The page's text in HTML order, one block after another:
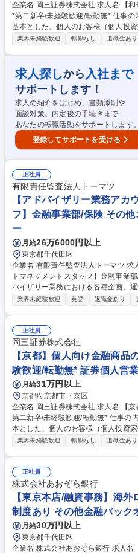
企業名 岡三証券株式会社 求人名 【和歌山】個人向け金融商品の提案営業
*第二新卒/未経験歓迎/転勤無* 仕事の内容 ■対面でのコンサルティングを
基本とした、個人のお客様（個人投
ルやライフプラン、多様なニーズに
券、投資信託、保険などに多岐にわ
まへのアプローチに注力しており、
署との連携による事業承継やM&A、
の提供にも力を入れています。自由
さまのニーズに寄り添った提案がで
感じて頂けるポイントの1つです。 募集職種 【和歌山】個人向け金融商品
の提案営業 *第二新卒/未経験歓迎/転勤
業界未経験歓迎 転勤なし 退職金あり
求人探しから 入社まで
サポートします！
求人の紹介をはじめ、書類添削や
面談対策、内定後の手続きまで
あなたの転職活動をサポートします。
登録してサポートを受ける
正社員
有限責任監査法人トーマツ
【アドバイザリー業務アカ
フ】金融事業部/保険 その
ー
月給26万6000円以上
東京都千代田区
企業名 有限責任監査法人トーマツ 求人名 【アドバイザリー業務アカウン
トマネジメントスタッフ】金融事業部/保険 仕事の内容 保険会
バイザリー業務における各種企画、
るポジションです。 【リーダーサポート】資料作成（例：提案にあたり、
セミナー、イベントの企画、運営/顧
め、集計、分析/提案書の作成、とり
e Touche Tohmatsu Limited）海外
援、PMO補助 募集職種 【アドバイザリー業務アカウントマネジメントス
タッフ】金融事業部/保険
業界未経験歓迎 英語 退職金あり
正社員
岡三証券株式会社
【京都】個人向け金融商
験歓迎/転勤無* 証券個人営業
月給31万円以上
京都府京都市下京区
企業名 岡三証券株式会社 求人名 【京都】個人向け金融商品の提案営業 *
第二新卒/未経験歓迎/転勤無* 仕事の内容 ■対面でのコンサルティングを基
本とした、個人のお客様（個人投資
やライフプラン、多様なニーズにあ
投資信託、保険などに多岐にわたり
のアプローチに注力しており、資産
の連携による事業承継やM&A、不動
供にも力を入れています。自由な商
のニーズに寄り添った提案ができる
て頂けるポイントの1つです。 募集職種 【京都】個人向け金融商品の提案
営業 *第二新卒/未経験歓迎/転勤無*
業界未経験歓迎 転勤なし 退職金あり
正社員
株式会社あおぞら銀行
【東京本店/融資事務】海
制度あり その他金融バック
月給30万円以上
東京都千代田区
企業名 株式会社あおぞら銀行 求人名 【東京本店/融資事務】海外ローン/転